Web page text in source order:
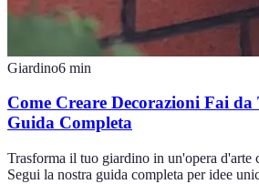
Giardino6 min
Come Creare Decorazioni Fai
Guida Completa
Trasforma il tuo giardino in un'opera d'arte
Segui la nostra guida completa per idee